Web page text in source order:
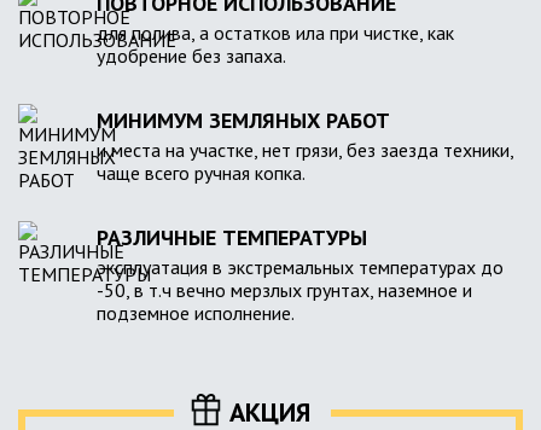
для полива, а остатков ила при чистке, как
удобрение без запаха.
МИНИМУМ ЗЕМЛЯНЫХ РАБОТ
и места на участке, нет грязи, без заезда техники,
чаще всего ручная копка.
РАЗЛИЧНЫЕ ТЕМПЕРАТУРЫ
эксплуатация в экстремальных температурах до
-50, в т.ч вечно мерзлых грунтах, наземное и
подземное исполнение.
АКЦИЯ